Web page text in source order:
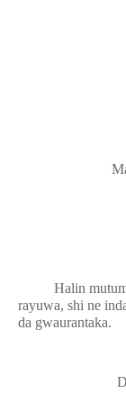
Halin
rayuwa, shi ne
da gwaurantaka.